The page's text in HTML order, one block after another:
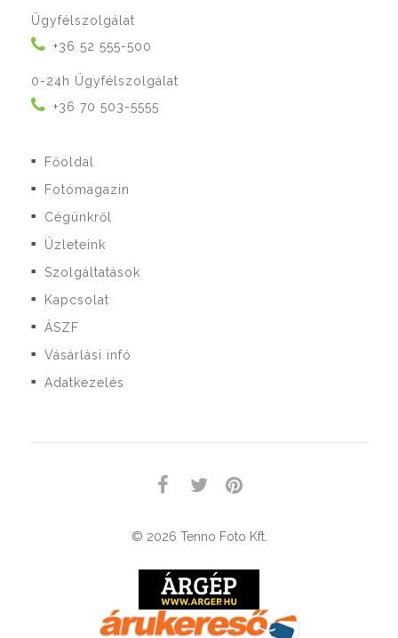
Ügyfélszolgálat
+36 52 555-500
0-24h Ügyfélszolgálat
+36 70 503-5555
■ Főoldal
■ Fotómagazin
■ Cégünkről
■ Üzleteink
■ Szolgáltatások
■ Kapcsolat
■ ÁSZF
■ Vásárlási infó
■ Adatkezelés
© 2026 Tenno Foto Kft.